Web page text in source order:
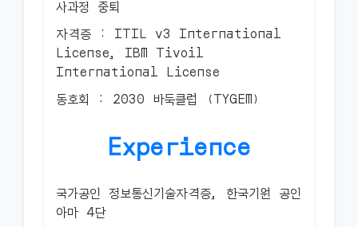
사과정 중퇴
자격증 : ITIL v3 International
License, IBM Tivoil
International License
동호회 : 2030 바둑클럽 (TYGEM)
Experience
국가공인 정보통신기술자격증, 한국기원 공인
아마 4단